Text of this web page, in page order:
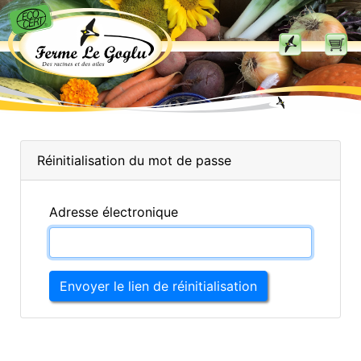
Réinitialisation du mot de passe
Adresse électronique
Envoyer le lien de réinitialisation